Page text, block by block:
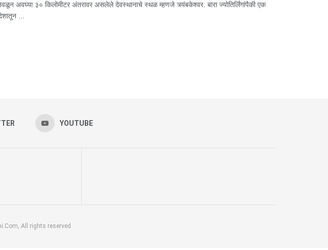
३० किलोमीटर अंतरावर असलेले देवस्थानाचे स्थळ म्हणजे त्र्यंबकेश्वर. बारा ज्योतिर्लिंगांपैकी एक
...
YOUTUBE
All rights reserved